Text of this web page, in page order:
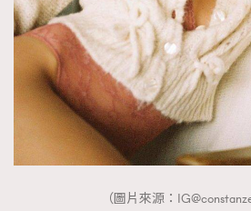
（圖片來源：